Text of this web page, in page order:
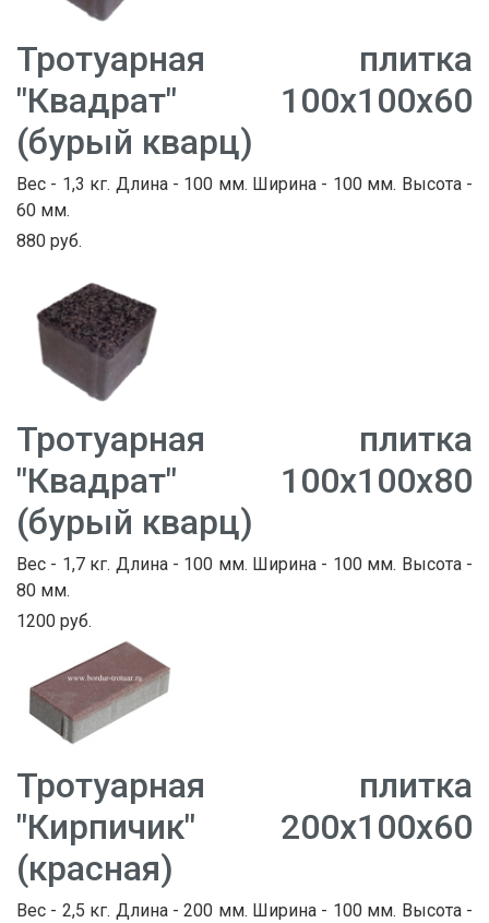
Тротуарная плитка
"Квадрат" 100х100х60
(бурый кварц)
Вес - 1,3 кг. Длина - 100 мм. Ширина - 100 мм. Высота -
60 мм.
880 руб.
Тротуарная плитка
"Квадрат" 100х100х80
(бурый кварц)
Вес - 1,7 кг. Длина - 100 мм. Ширина - 100 мм. Высота -
80 мм.
1200 руб.
Тротуарная плитка
"Кирпичик" 200х100х60
(красная)
Вес - 2,5 кг. Длина - 200 мм. Ширина - 100 мм. Высота -